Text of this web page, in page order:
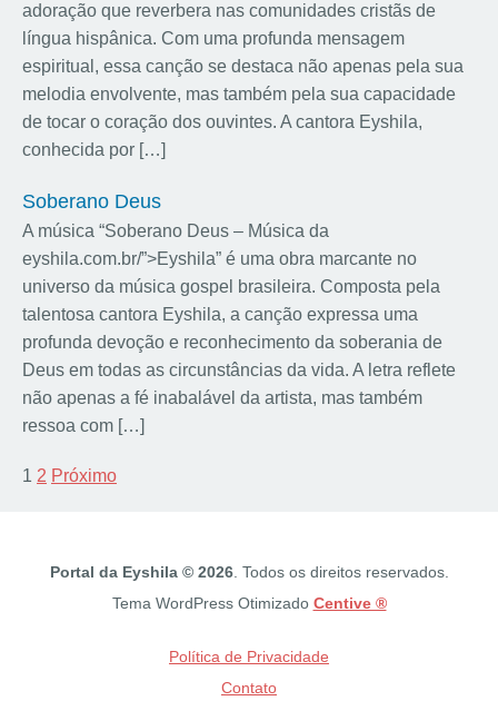
adoração que reverbera nas comunidades cristãs de
língua hispânica. Com uma profunda mensagem
espiritual, essa canção se destaca não apenas pela sua
melodia envolvente, mas também pela sua capacidade
de tocar o coração dos ouvintes. A cantora Eyshila,
conhecida por […]
Soberano Deus
A música “Soberano Deus – Música da
eyshila.com.br/”>Eyshila” é uma obra marcante no
universo da música gospel brasileira. Composta pela
talentosa cantora Eyshila, a canção expressa uma
profunda devoção e reconhecimento da soberania de
Deus em todas as circunstâncias da vida. A letra reflete
não apenas a fé inabalável da artista, mas também
ressoa com […]
1 2 Próximo
Portal da Eyshila © 2026. Todos os direitos reservados.
Tema WordPress Otimizado Centive ®
Política de Privacidade
Contato